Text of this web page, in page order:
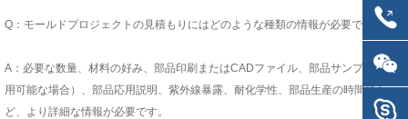
Q：モールドプロジェクトの見積もりにはどのような種類の情報が必要ですか。
A：必要な数量、材料の好み、部品印刷またはCADファイル、部品サンプル（使
用可能な場合）、部品応用説明、紫外線暴露、耐化学性、部品生産の時間枠な
ど、より詳細な情報が必要です。